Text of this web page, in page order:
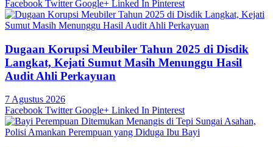
Facebook Twitter Google+ Linked In Pinterest
Dugaan Korupsi Meubiler Tahun 2025 di Disdik
Langkat, Kejati Sumut Masih Menunggu Hasil
Audit Ahli Perkayuan
7 Agustus 2026
Facebook Twitter Google+ Linked In Pinterest